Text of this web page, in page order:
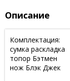
Описание
Комплектация:
сумка раскладка
топор Бэтмен
нож Блэк Джек